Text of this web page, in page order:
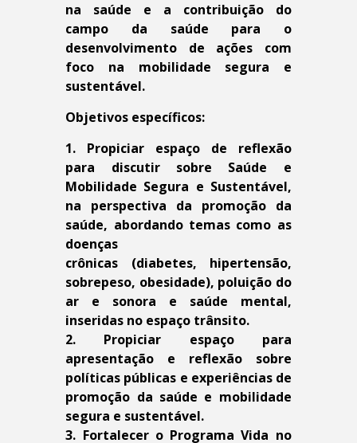
na saúde e a contribuição do
campo da saúde para o
desenvolvimento de ações com
foco na mobilidade segura e
sustentável.
Objetivos específicos:
1. Propiciar espaço de reflexão
para discutir sobre Saúde e
Mobilidade Segura e Sustentável,
na perspectiva da promoção da
saúde, abordando temas como as
doenças
crônicas (diabetes, hipertensão,
sobrepeso, obesidade), poluição do
ar e sonora e saúde mental,
inseridas no espaço trânsito.
2. Propiciar espaço para
apresentação e reflexão sobre
políticas públicas e experiências de
promoção da saúde e mobilidade
segura e sustentável.
3. Fortalecer o Programa Vida no